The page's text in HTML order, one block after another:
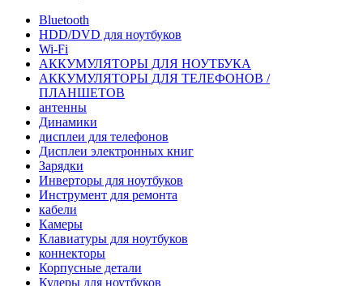
Bluetooth
HDD/DVD для ноутбуков
Wi-Fi
АККУМУЛЯТОРЫ ДЛЯ НОУТБУКА
АККУМУЛЯТОРЫ ДЛЯ ТЕЛЕФОНОВ /
ПЛАНШЕТОВ
антенны
Динамики
дисплеи для телефонов
Дисплеи электронных книг
Зарядки
Инверторы для ноутбуков
Инструмент для ремонта
кабели
Камеры
Клавиатуры для ноутбуков
коннекторы
Корпусные детали
Кулеры для ноутбуков